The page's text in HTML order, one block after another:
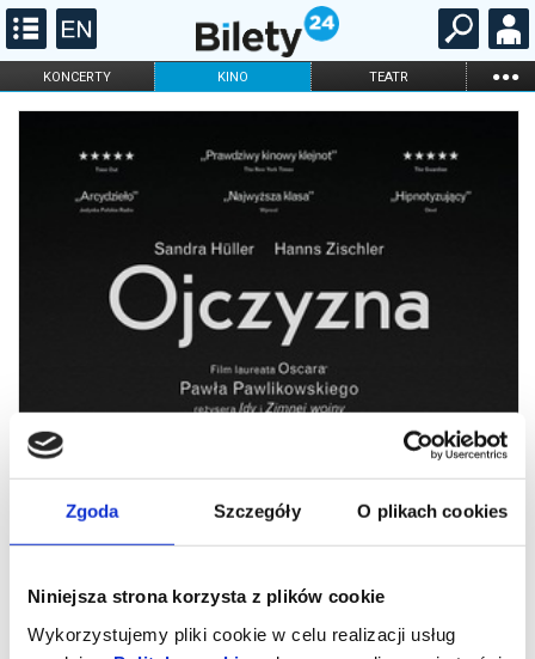
Zgoda Szczegóły O plikach cookies
Niniejsza strona korzysta z plików cookie
Wykorzystujemy pliki cookie w celu realizacji usług
KONCERTY KINO TEATR ...
FILHARMONIA OPERA I BALET
DLA DZIECI
ONLINE KARNETY